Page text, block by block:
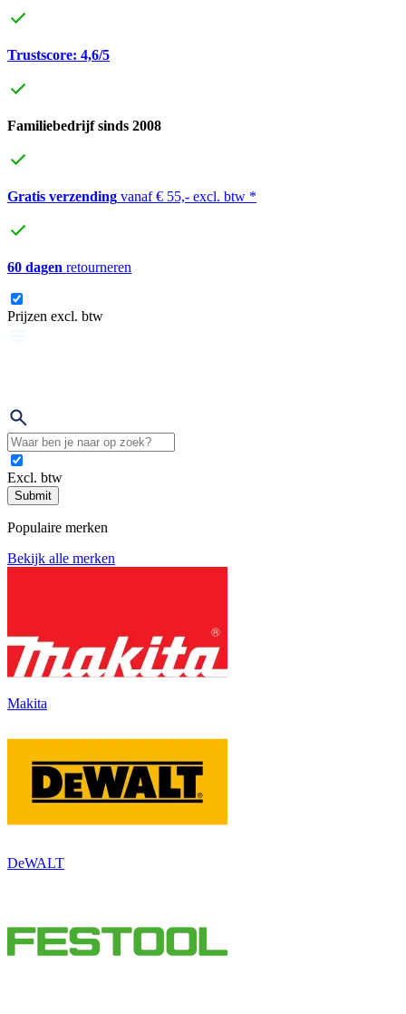
Trustscore: 4,6/5
Familiebedrijf sinds 2008
Gratis verzending vanaf € 55,- excl. btw *
60 dagen retourneren
Prijzen excl. btw
Excl. btw
Submit
Populaire merken
Bekijk alle merken
Makita
DeWALT